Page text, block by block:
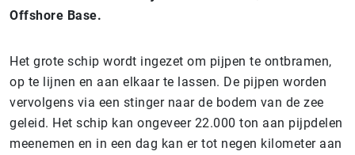
Offshore Base.
Het grote schip wordt ingezet om pijpen te ontbramen,
op te lijnen en aan elkaar te lassen. De pijpen worden
vervolgens via een stinger naar de bodem van de zee
geleid. Het schip kan ongeveer 22.000 ton aan pijpdelen
meenemen en in een dag kan er tot negen kilometer aan